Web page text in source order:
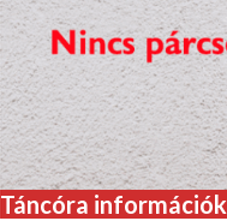
Táncóra információk